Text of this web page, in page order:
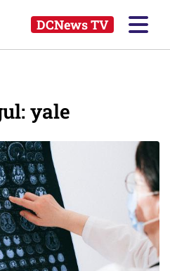
DCNews TV
yale